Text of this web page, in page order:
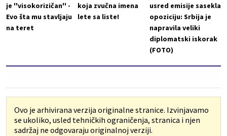
je ''visokorizičan'' -
Evo šta mu stavljaju
na teret
koja zvučna imena
lete sa liste!
usred emisije sasekla
opoziciju: Srbija je
napravila veliki
diplomatski iskorak
(FOTO)
Ovo je arhivirana verzija originalne stranice. Izvinjavamo
se ukoliko, usled tehničkih ograničenja, stranica i njen
sadržaj ne odgovaraju originalnoj verziji.